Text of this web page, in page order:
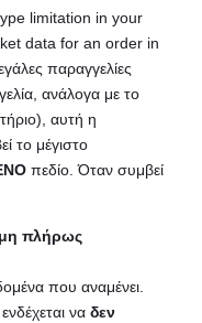
French
Polish
Czech
limitation in your
data for an order in
παραγγελίες
ανάλογα με το
αυτή η
το μέγιστο
πεδίο. Όταν συμβεί
πλήρως
που αναμένει.
να δεν